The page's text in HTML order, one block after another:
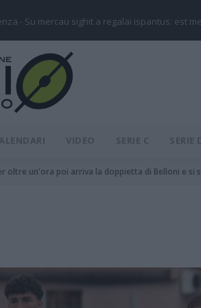
- Su mercau sighit a regalai ispantus: est
VIDEO SERIE C SERIE
oltre un'ora poi arriva la doppietta di Belloni e si